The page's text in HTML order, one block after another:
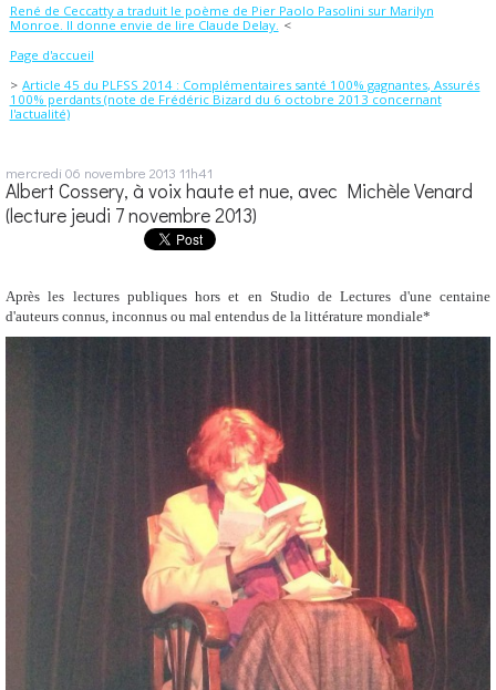
René de Ceccatty a traduit le poème de Pier Paolo Pasolini sur Marilyn
Monroe. Il donne envie de lire Claude Delay.
Page d'accueil
Article 45 du PLFSS 2014 : Complémentaires santé 100% gagnantes, Assurés
100% perdants (note de Frédéric Bizard du 6 octobre 2013 concernant
l'actualité)
mercredi 06 novembre 2013 11h41
Albert Cossery, à voix haute et nue, avec Michèle Venard
(lecture jeudi 7 novembre 2013)
Après les lectures publiques hors et en Studio de Lectures d'une centaine
d'auteurs connus, inconnus ou mal entendus de la littérature mondiale*